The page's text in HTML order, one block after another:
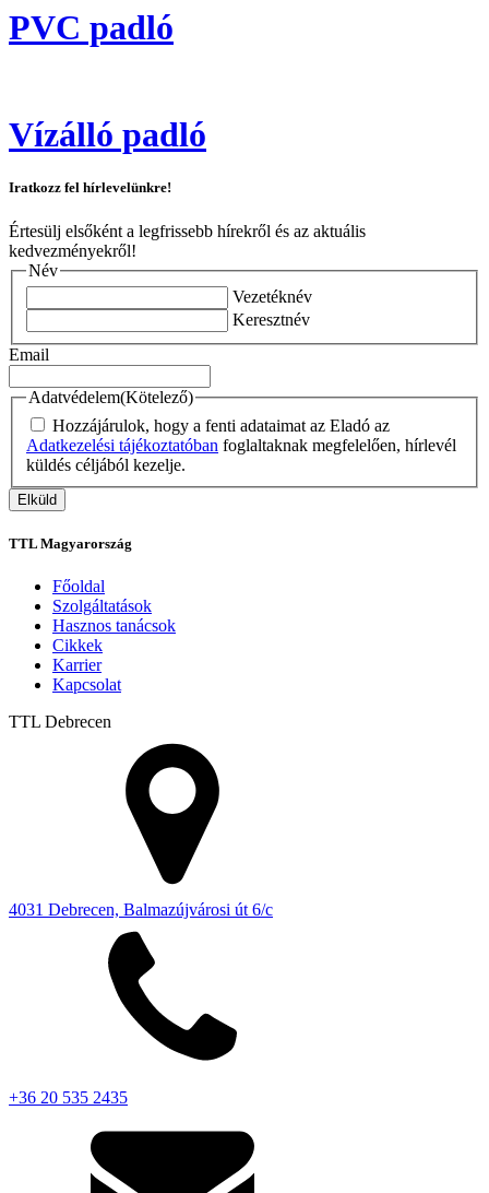
PVC padló
Vízálló padló
Iratkozz fel hírlevelünkre!
Értesülj elsőként a legfrissebb hírekről és az aktuális
kedvezményekről!
Név
Vezetéknév
Keresztnév
Email
Adatvédelem(Kötelező)
Hozzájárulok, hogy a fenti adataimat az Eladó az
Adatkezelési tájékoztatóban foglaltaknak megfelelően, hírlevél
küldés céljából kezelje.
TTL Magyarország
Főoldal
Szolgáltatások
Hasznos tanácsok
Cikkek
Karrier
Kapcsolat
TTL Debrecen
4031 Debrecen, Balmazújvárosi út 6/c
+36 20 535 2435